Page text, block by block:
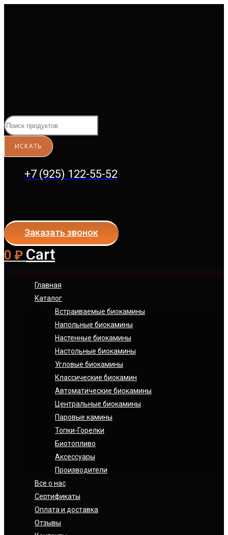
+7 (925) 122-55-52
Заказать звонок
0 ₽ Cart
Главная
Каталог
Встраиваемые биокамины
Напольные биокамины
Настенные биокамины
Настoльные биокамины
Угловые биокамины
Классические биокамин
Автоматические биокамины
Центральные биокамины
Паровые камины
Топки-Горелки
Биотопливо
Аксессуары
Производители
Все о нас
Сертификаты
Оплата и доставка
Отзывы